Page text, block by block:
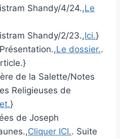
Shandy/4/24.,Le
Shandy/2/23.,Ici.}
Le dossier..
de la Salette/Notes
Religieuses de
}
de Joseph
Cliquer ICI.. Suite